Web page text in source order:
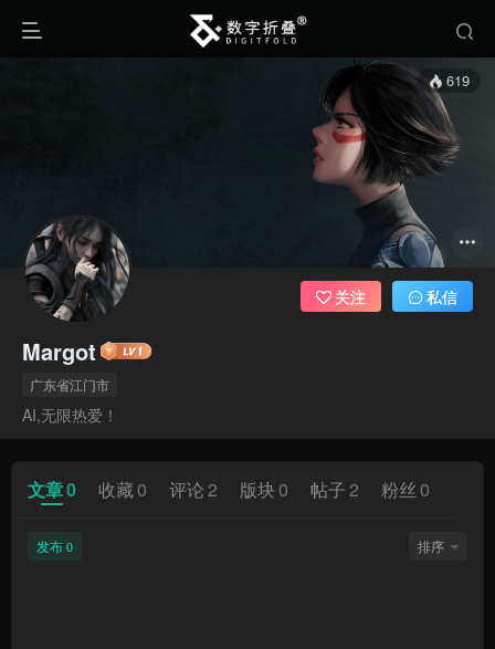
619
Margot
广东省江门市
AI,无限热爱！
关注 私信
文章0 收藏0 评论 2 版块0 帖子 2 粉丝0
发布 0 排序